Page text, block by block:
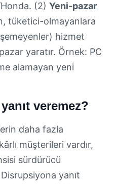
(2) Yeni-pazar
tüketici-olmayanlara
hizmet
yaratır. Örnek: PC
alamayan yeni
veremez?
daha fazla
müşterileri vardır,
sürdürücü
yanıt